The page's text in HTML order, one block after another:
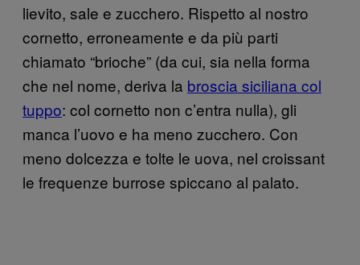
lievito, sale e zucchero. Rispetto al nostro
cornetto, erroneamente e da più parti
chiamato “brioche” (da cui, sia nella forma
che nel nome, deriva la broscia siciliana col
tuppo: col cornetto non c’entra nulla), gli
manca l’uovo e ha meno zucchero. Con
meno dolcezza e tolte le uova, nel croissant
le frequenze burrose spiccano al palato.